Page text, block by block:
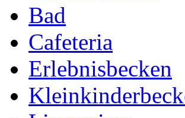
Bad
Cafeteria
Erlebnisbecken